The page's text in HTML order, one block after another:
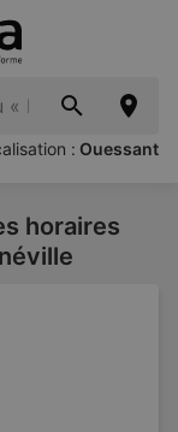
: Ouessant
horaires